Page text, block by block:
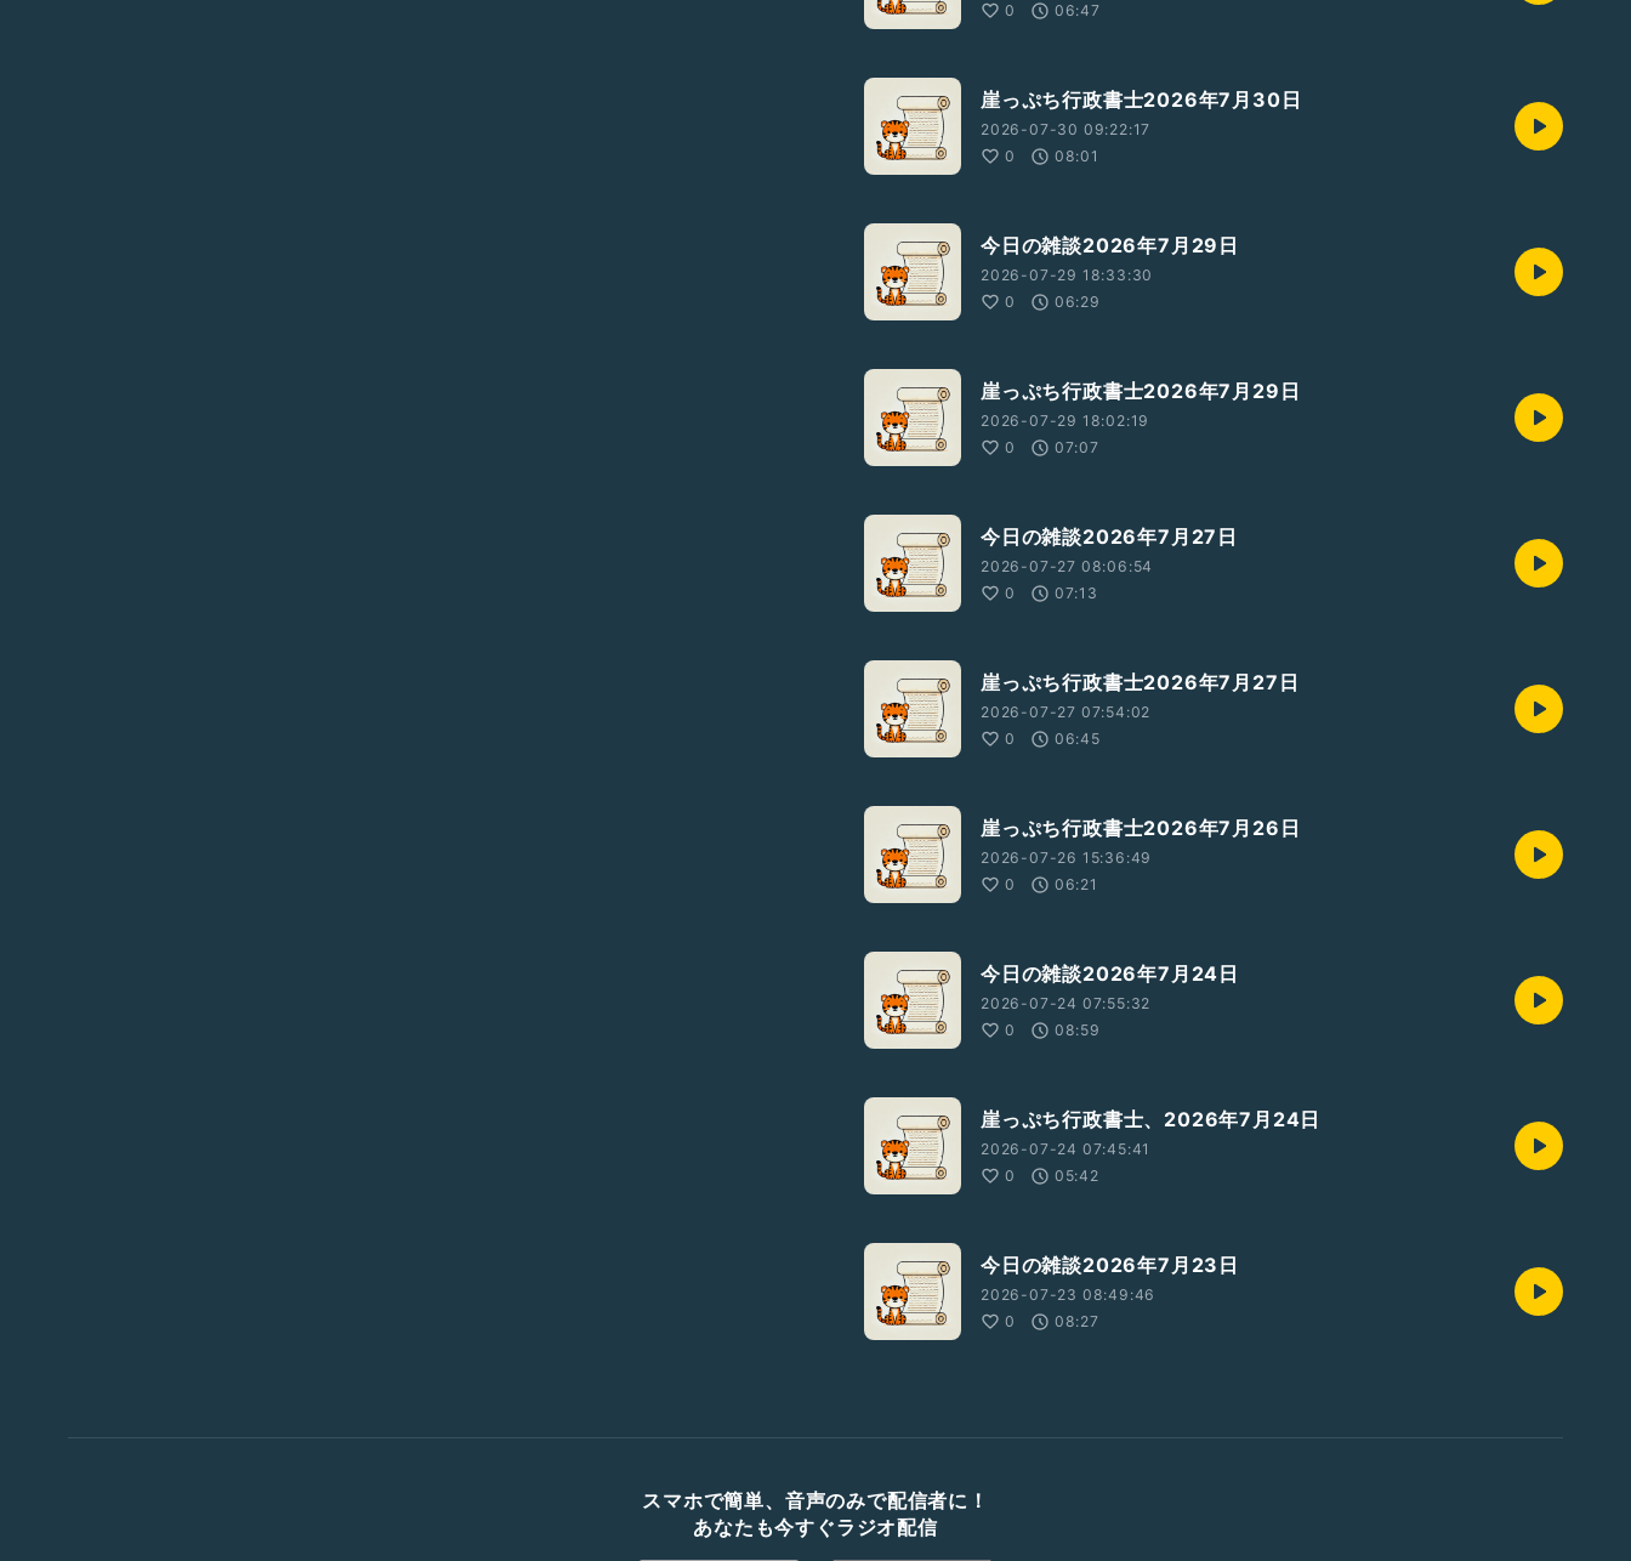
0
06:47
崖っぷち行政書士2026年7月30日
2026-07-30 09:22:17
0
08:01
今日の雑談2026年7月29日
2026-07-29 18:33:30
0
06:29
崖っぷち行政書士2026年7月29日
2026-07-29 18:02:19
0
07:07
今日の雑談2026年7月27日
2026-07-27 08:06:54
0
07:13
崖っぷち行政書士2026年7月27日
2026-07-27 07:54:02
0
06:45
崖っぷち行政書士2026年7月26日
2026-07-26 15:36:49
0
06:21
今日の雑談2026年7月24日
2026-07-24 07:55:32
0
08:59
崖っぷち行政書士、2026年7月24日
2026-07-24 07:45:41
0
05:42
今日の雑談2026年7月23日
2026-07-23 08:49:46
0
08:27
スマホで簡単、音声のみで配信者に！
あなたも今すぐラジオ配信